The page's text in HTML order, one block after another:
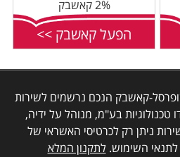
2% קאשבק
הפעל קאשבק >>
קאשבק הנכם נרשמים לשירות
טכנולוגיות בע"מ, מנוהל על ידיה,
ניתן רק לכרטיסי האשראי של
לתנאי השימוש.לתקנון המלא